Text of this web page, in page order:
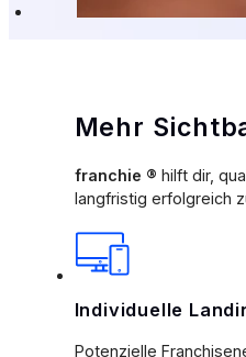
Mehr
franchie ® hilft dir,
langfristig erfolgreich
Individuelle
Potenzielle